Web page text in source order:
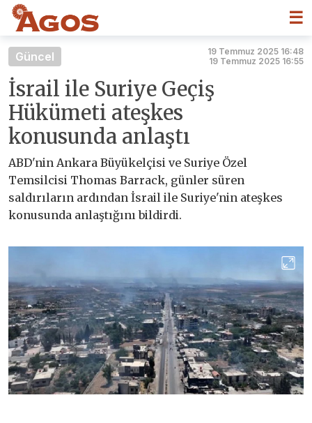
☰
Güncel
19 Temmuz 2025 16:48
19 Temmuz 2025 16:55
İsrail ile Suriye Geçiş
Hükümeti ateşkes
konusunda anlaştı
ABD'nin Ankara Büyükelçisi ve Suriye Özel
Temsilcisi Thomas Barrack, günler süren
saldırıların ardından İsrail ile Suriye'nin ateşkes
konusunda anlaştığını bildirdi.